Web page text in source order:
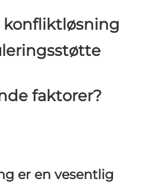
konfliktløsning
faktorer?
er en vesentlig